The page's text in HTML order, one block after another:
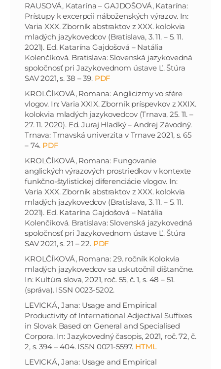
RAUSOVÁ, Katarína – GAJDOŠOVÁ, Katarína:
Prístupy k excerpcii náboženských výrazov. In:
Varia XXX. Zborník abstraktov z XXX. kolokvia
mladých jazykovedcov (Bratislava, 3. 11. – 5. 11.
2021). Ed. Katarína Gajdošová – Natália
Kolenčíková. Bratislava: Slovenská jazykovedná
spoločnosť pri Jazykovednom ústave Ľ. Štúra
SAV 2021, s. 38 – 39. PDF
KROLČÍKOVÁ, Romana: Anglicizmy vo sfére
vlogov. In: Varia XXIX. Zborník príspevkov z XXIX.
kolokvia mladých jazykovedcov (Trnava, 25. 11. –
27. 11. 2020). Ed. Juraj Hladký – Andrej Závodný.
Trnava: Trnavská univerzita v Trnave 2021, s. 65
– 74. PDF
KROLČÍKOVÁ, Romana: Fungovanie
anglických výrazových prostriedkov v kontexte
funkčno-štylistickej diferenciácie vlogov. In:
Varia XXX. Zborník abstraktov z XXX. kolokvia
mladých jazykovedcov (Bratislava, 3. 11. – 5. 11.
2021). Ed. Katarína Gajdošová – Natália
Kolenčíková. Bratislava: Slovenská jazykovedná
spoločnosť pri Jazykovednom ústave Ľ. Štúra
SAV 2021, s. 21 – 22. PDF
KROLČÍKOVÁ, Romana: 29. ročník Kolokvia
mladých jazykovedcov sa uskutočnil dištančne.
In: Kultúra slova, 2021, roč. 55, č. 1, s. 48 – 51.
(správa). ISSN 0023-5202.
LEVICKÁ, Jana: Usage and Empirical
Productivity of International Adjectival Suffixes
in Slovak Based on General and Specialised
Corpora. In: Jazykovedný časopis, 2021, roč. 72, č.
2, s. 394 – 404. ISSN 0021-5597. HTML
LEVICKÁ, Jana: Usage and Empirical